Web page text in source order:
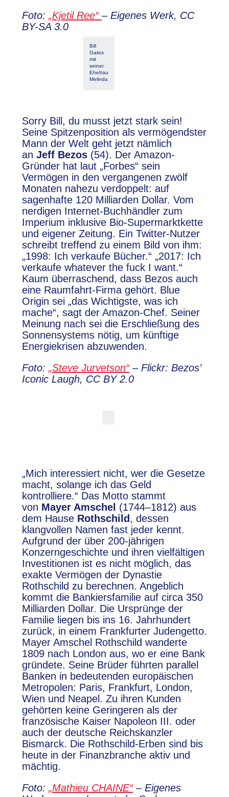
Foto: „Kjetil Ree“ – Eigenes Werk, CC
BY-SA 3.0
Bill
Gates
mit
seiner
Ehefrau
Melinda
Sorry Bill, du musst jetzt stark sein!
Seine Spitzenposition als vermögendster
Mann der Welt geht jetzt nämlich
an Jeff Bezos (54). Der Amazon-
Gründer hat laut „Forbes“ sein
Vermögen in den vergangenen zwölf
Monaten nahezu verdoppelt: auf
sagenhafte 120 Milliarden Dollar. Vom
nerdigen Internet-Buchhändler zum
Imperium inklusive Bio-Supermarktkette
und eigener Zeitung. Ein Twitter-Nutzer
schreibt treffend zu einem Bild von ihm:
„1998: Ich verkaufe Bücher.“ „2017: Ich
verkaufe whatever the fuck I want.“
Kaum überraschend, dass Bezos auch
eine Raumfahrt-Firma gehört. Blue
Origin sei „das Wichtigste, was ich
mache“, sagt der Amazon-Chef. Seiner
Meinung nach sei die Erschließung des
Sonnensystems nötig, um künftige
Energiekrisen abzuwenden.
Foto: „Steve Jurvetson“– Flickr: Bezos’
Iconic Laugh, CC BY 2.0
„Mich interessiert nicht, wer die Gesetze
macht, solange ich das Geld
kontrolliere.“ Das Motto stammt
von Mayer Amschel (1744–1812) aus
dem Hause Rothschild , dessen
klangvollen Namen fast jeder kennt.
Aufgrund der über 200-jährigen
Konzerngeschichte und ihren vielfältigen
Investitionen ist es nicht möglich, das
exakte Vermögen der Dynastie
Rothschild zu berechnen. Angeblich
kommt die Bankiersfamilie auf circa 350
Milliarden Dollar. Die Ursprünge der
Familie liegen bis ins 16. Jahrhundert
zurück, in einem Frankfurter Judengetto.
Mayer Amschel Rothschild wanderte
1809 nach London aus, wo er eine Bank
gründete. Seine Brüder führten parallel
Banken in bedeutenden europäischen
Metropolen: Paris, Frankfurt, London,
Wien und Neapel. Zu ihren Kunden
gehörten keine Geringeren als der
französische Kaiser Napoleon III. oder
auch der deutsche Reichskanzler
Bismarck. Die Rothschild-Erben sind bis
heute in der Finanzbranche aktiv und
mächtig.
Foto: „Mathieu CHAINE“– Eigenes